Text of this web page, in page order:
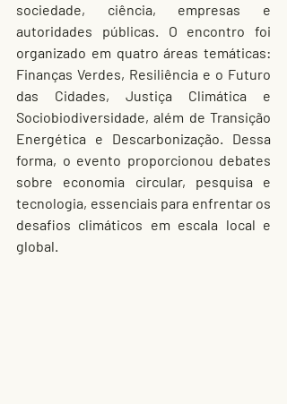
sociedade, ciência, empresas e
autoridades públicas. O encontro foi
organizado em quatro áreas temáticas:
Finanças Verdes, Resiliência e o Futuro
das Cidades, Justiça Climática e
Sociobiodiversidade, além de Transição
Energética e Descarbonização. Dessa
forma, o evento proporcionou debates
sobre economia circular, pesquisa e
tecnologia, essenciais para enfrentar os
desafios climáticos em escala local e
global.